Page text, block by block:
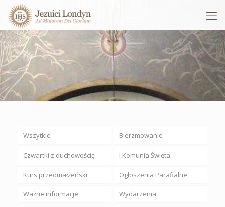
Wszytkie Bierzmowanie
Czwartki z duchowością I Komunia Święta
Kurs przedmałżeński Ogłoszenia Parafialne
Ważne informacje Wydarzenia